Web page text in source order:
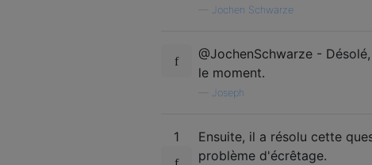
Jochen Schwarze
@JochenSchwarze -
le moment.
Joseph
1
Ensuite, il a résolu cette
problème d'écrêtage.